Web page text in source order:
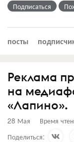
Подписаться
посты
Реклама
на
«Лапино».
28 Мая Время
Поделиться: